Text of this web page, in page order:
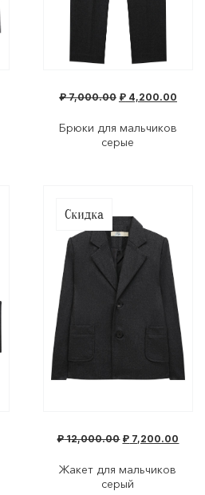
Брюки для мальчиков
серые
₽7,000.00 ₽4,200.00
Скидка
Жакет для мальчиков
серый
₽12,000.00 ₽ 7,200.00